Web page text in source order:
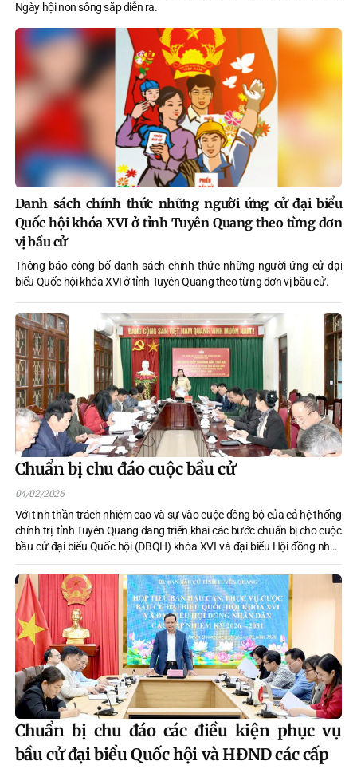
Ngày hội non sông sắp diễn ra.
Danh sách chính thức những người ứng cử đại biểu
Quốc hội khóa XVI ở tỉnh Tuyên Quang theo từng đơn
vị bầu cử
Thông báo công bố danh sách chính thức những người ứng cử đại
biểu Quốc hội khóa XVI ở tỉnh Tuyên Quang theo từng đơn vị bầu cử.
Chuẩn bị chu đáo cuộc bầu cử
04/02/2026
Với tinh thần trách nhiệm cao và sự vào cuộc đồng bộ của cả hệ thống
chính trị, tỉnh Tuyên Quang đang triển khai các bước chuẩn bị cho cuộc
bầu cử đại biểu Quốc hội (ĐBQH) khóa XVI và đại biểu Hội đồng nhân
dân (HĐND) các cấp nhiệm kỳa 2026 - 2031 một cách bài bản, đúng
quy định, sẵn sàng cho ngày hội lớn của toàn dân. Đặc biệt, sự vào
cuộc quyết liệt của các tiểu ban giúp việc đã trở thành điểm tựa vững
chắc, đảm bảo mọi khâu vận hành đúng luật và tiến độ.
Chuẩn bị chu đáo các điều kiện phục vụ
bầu cử đại biểu Quốc hội và HĐND các cấp